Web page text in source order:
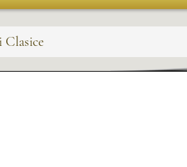
Clasice